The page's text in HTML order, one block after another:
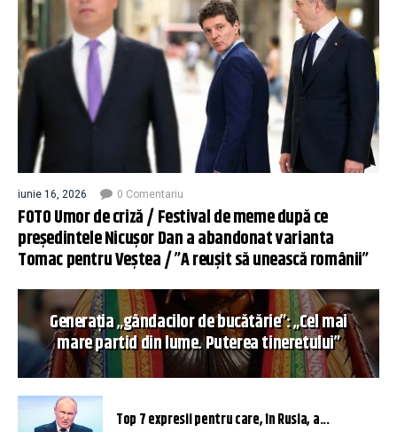
iunie 16, 2026 0 Comentariu
FOTO Umor de criză / Festival de meme după ce
președintele Nicușor Dan a abandonat varianta
Tomac pentru Veștea / ”A reușit să unească românii”
Generația „gândacilor de bucătărie”: „Cel mai
mare partid din lume. Puterea tineretului”
Top 7 expresii pentru care, în Rusia, a...